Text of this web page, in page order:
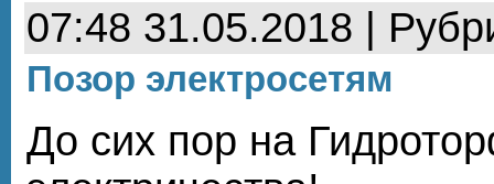
07:48 31.05.2018 |
Позор электросетям
До сих пор на